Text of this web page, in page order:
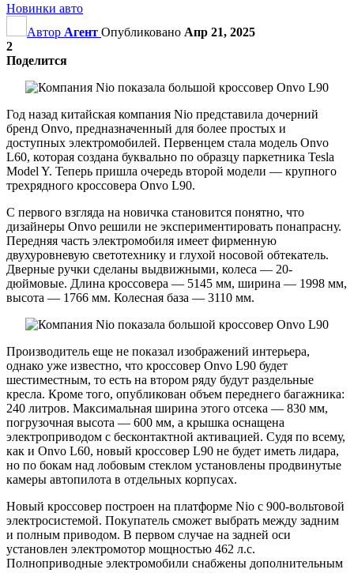
Новинки авто
Автор Агент Опубликовано Апр 21, 2025
2
Поделится
Год назад китайская компания Nio представила дочерний
бренд Onvo, предназначенный для более простых и
доступных электромобилей. Первенцем стала модель Onvo
L60, которая создана буквально по образцу паркетника Tesla
Model Y. Теперь пришла очередь второй модели — крупного
трехрядного кроссовера Onvo L90.
С первого взгляда на новичка становится понятно, что
дизайнеры Onvo решили не экспериментировать понапрасну.
Передняя часть электромобиля имеет фирменную
двухуровневую светотехнику и глухой носовой обтекатель.
Дверные ручки сделаны выдвижными, колеса — 20-
дюймовые. Длина кроссовера — 5145 мм, ширина — 1998 мм,
высота — 1766 мм. Колесная база — 3110 мм.
Производитель еще не показал изображений интерьера,
однако уже известно, что кроссовер Onvo L90 будет
шестиместным, то есть на втором ряду будут раздельные
кресла. Кроме того, опубликован объем переднего багажника:
240 литров. Максимальная ширина этого отсека — 830 мм,
погрузочная высота — 600 мм, а крышка оснащена
электроприводом с бесконтактной активацией. Судя по всему,
как и Onvo L60, новый кроссовер L90 не будет иметь лидара,
но по бокам над лобовым стеклом установлены продвинутые
камеры автопилота в отдельных корпусах.
Новый кроссовер построен на платформе Nio с 900-вольтовой
электросистемой. Покупатель сможет выбрать между задним
и полным приводом. В первом случае на задней оси
установлен электромотор мощностью 462 л.с.
Полноприводные электромобили снабжены дополнительным